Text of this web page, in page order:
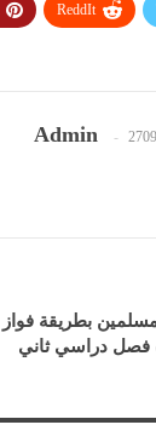
ReddIt
Admin
بطريقة فواز
فصل دراسي ثاني